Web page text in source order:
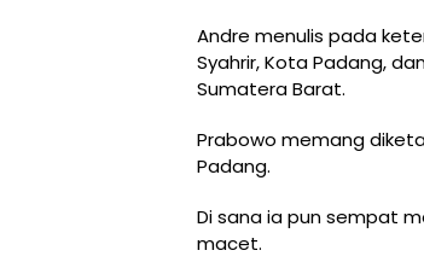
Andre menulis pada
Syahrir, Kota Padang,
Sumatera Barat.
Prabowo memang
Padang.
Di sana ia pun sempat
macet.